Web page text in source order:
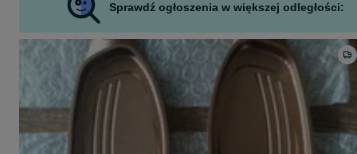
Sprawdź ogłoszenia w większej odległości: